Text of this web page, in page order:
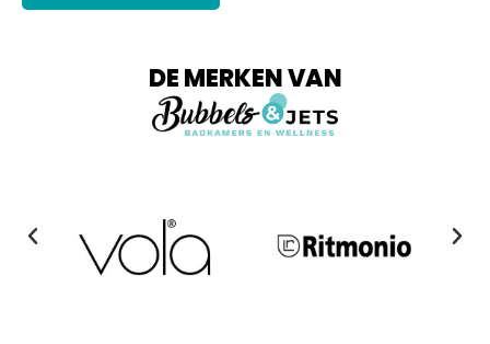
DE MERKEN VAN